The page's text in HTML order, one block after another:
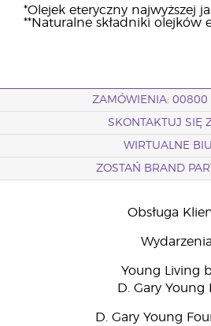
*Olejek eteryczny najwyższej
**Naturalne składniki olejków
ZAMÓWIENIA:
SKONTAKTUJ SIĘ
WIRTUALNE
ZOSTAŃ BRAND
Obsługa
Wydarzenia
Young Living
D. Gary Young
D. Gary Young